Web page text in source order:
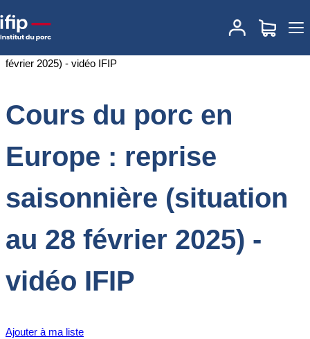
Accueil
Cours du porc en Europe : reprise
saisonnière (situation au 28 février 2025) - vidéo IFIP
Cours du porc en
Europe : reprise
saisonnière (situation
au 28 février 2025) -
vidéo IFIP
Ajouter à ma liste